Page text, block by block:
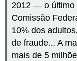
2012 — o último
Comissão
10% dos
de fraude... A
mais de 5